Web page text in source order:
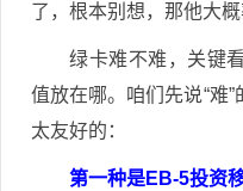
了，根本别想，那他大概
绿卡难不难，关键
值放在哪。咱们先说“难
太友好的：
第一种是EB-5投资移